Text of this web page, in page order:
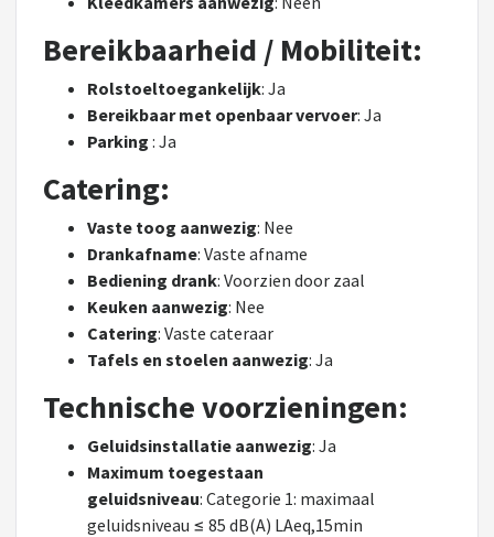
Bereikbaarheid / Mobiliteit:
Rolstoeltoegankelijk: Ja
Bereikbaar met openbaar vervoer: Ja
Parking : Ja
Catering:
Vaste toog aanwezig: Nee
Drankafname: Vaste afname
Bediening drank: Voorzien door zaal
Keuken aanwezig: Nee
Catering: Vaste cateraar
Tafels en stoelen aanwezig: Ja
Technische voorzieningen:
Geluidsinstallatie aanwezig: Ja
Maximum toegestaan
geluidsniveau: Categorie 1: maximaal
geluidsniveau ≤ 85 dB(A) LAeq,15min